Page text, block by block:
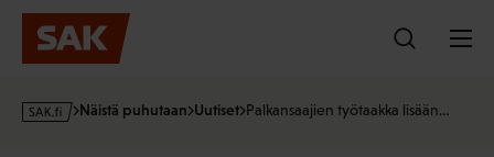
Hyppää
sisältöön
s
Näistä puhutaan Uutiset Palkansaajien työtaakka lisään…